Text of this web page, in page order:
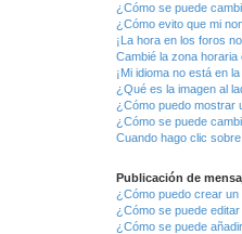
¿Cómo se puede
¿Cómo evito que mi
¡La hora en los foros
Cambié la zona horaria
¡Mi idioma no está en la
¿Qué es la imagen al
¿Cómo puedo mostrar
¿Cómo se puede
Cuando hago clic
Publicación de
¿Cómo puedo crear
¿Cómo se puede
¿Cómo se puede